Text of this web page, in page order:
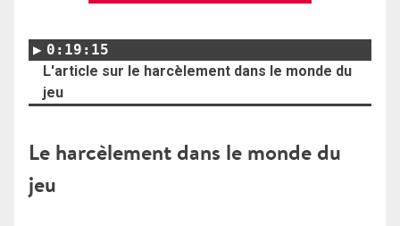
0:19:15
L'article sur le harcèlement dans le monde du
jeu
Le harcèlement dans le monde du
jeu